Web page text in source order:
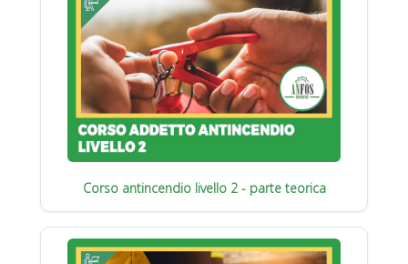
Corso antincendio livello 2 - parte teorica